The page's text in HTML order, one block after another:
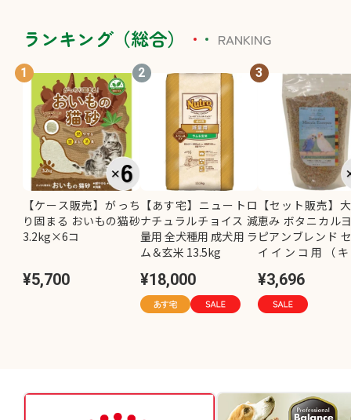
ランキング（総合） RANKING
1
【ケース販売】がっち
り固まる おいもの猫砂
3.2kg×6コ
¥5,700
2
【あす宅】ニュートロ
ナチュラルチョイス 減
量用 全犬種用 成犬用 ラ
ム＆玄米 13.5kg
¥18,000
3
【セット販売】
恵み ボタニカル
ピアンブレンド
イインコ用（
¥3,696